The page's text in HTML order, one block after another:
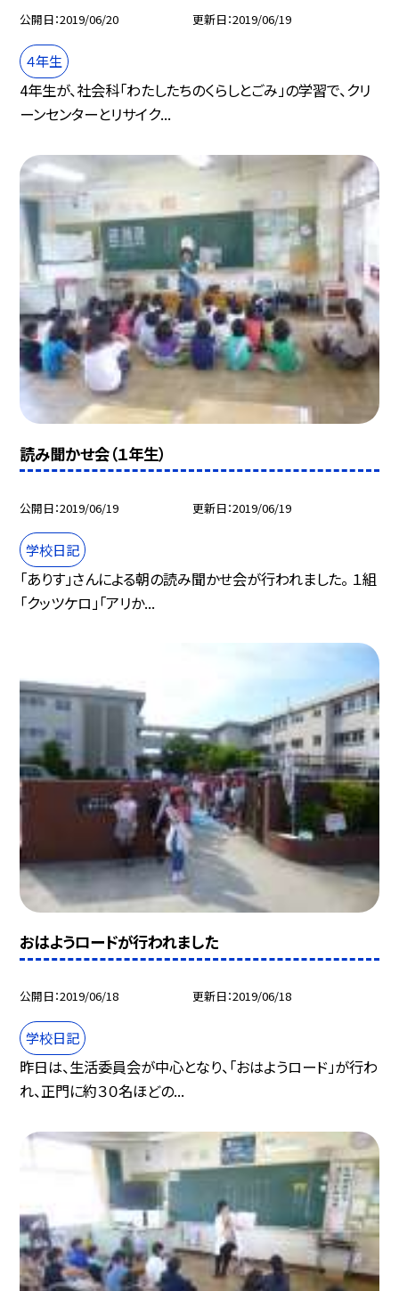
公開日 2019/06/20 更新日 2019/06/19
４年生
4年生が、社会科「わたしたちのくらしとごみ」の学習で、クリ
ーンセンターとリサイク...
読み聞かせ会（１年生）
公開日 2019/06/19 更新日 2019/06/19
学校日記
「ありす」さんによる朝の読み聞かせ会が行われました。 １組
「クッツケロ」「アリか...
おはようロードが行われました
公開日 2019/06/18 更新日 2019/06/18
学校日記
昨日は、生活委員会が中心となり、「おはようロード」が行わ
れ、正門に約３０名ほどの...